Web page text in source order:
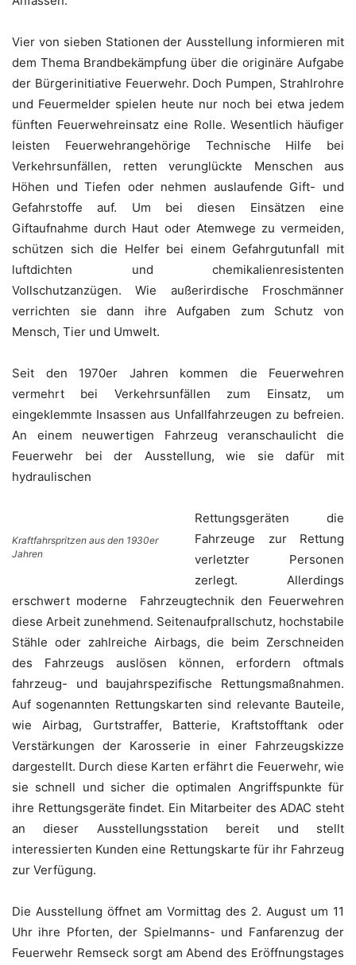
Vier von sieben Stationen der Ausstellung informieren mit
dem Thema Brandbekämpfung über die originäre Aufgabe
der Bürgerinitiative Feuerwehr. Doch Pumpen, Strahlrohre
und Feuermelder spielen heute nur noch bei etwa jedem
fünften Feuerwehreinsatz eine Rolle. Wesentlich häufiger
leisten Feuerwehrangehörige Technische Hilfe bei
Verkehrsunfällen, retten verunglückte Menschen aus
Höhen und Tiefen oder nehmen auslaufende Gift- und
Gefahrstoffe auf. Um bei diesen Einsätzen eine
Giftaufnahme durch Haut oder Atemwege zu vermeiden,
schützen sich die Helfer bei einem Gefahrgutunfall mit
luftdichten und chemikalienresistenten
Vollschutzanzügen. Wie außerirdische Froschmänner
verrichten sie dann ihre Aufgaben zum Schutz von
Mensch, Tier und Umwelt.
Seit den 1970er Jahren kommen die Feuerwehren
vermehrt bei Verkehrsunfällen zum Einsatz, um
eingeklemmte Insassen aus Unfallfahrzeugen zu befreien.
An einem neuwertigen Fahrzeug veranschaulicht die
Feuerwehr bei der Ausstellung, wie sie dafür mit
hydraulischen
Kraftfahrspritzen aus den 1930er
Jahren
Rettungsgeräten die
Fahrzeuge zur Rettung
verletzter Personen
zerlegt. Allerdings
erschwert moderne Fahrzeugtechnik den Feuerwehren
diese Arbeit zunehmend. Seitenaufprallschutz, hochstabile
Stähle oder zahlreiche Airbags, die beim Zerschneiden
des Fahrzeugs auslösen können, erfordern oftmals
fahrzeug- und baujahrspezifische Rettungsmaßnahmen.
Auf sogenannten Rettungskarten sind relevante Bauteile,
wie Airbag, Gurtstraffer, Batterie, Kraftstofftank oder
Verstärkungen der Karosserie in einer Fahrzeugskizze
dargestellt. Durch diese Karten erfährt die Feuerwehr, wie
sie schnell und sicher die optimalen Angriffspunkte für
ihre Rettungsgeräte findet. Ein Mitarbeiter des ADAC steht
an dieser Ausstellungsstation bereit und stellt
interessierten Kunden eine Rettungskarte für ihr Fahrzeug
zur Verfügung.
Die Ausstellung öffnet am Vormittag des 2. August um 11
Uhr ihre Pforten, der Spielmanns- und Fanfarenzug der
Feuerwehr Remseck sorgt am Abend des Eröffnungstages